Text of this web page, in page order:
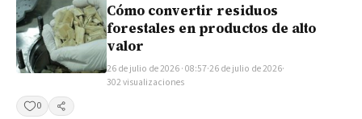
Cómo convertir residuos
forestales en productos de alto
valor
26 de julio de 2026 · 08:57·26 de julio de 2026·
302 visualizaciones
0
Compartir